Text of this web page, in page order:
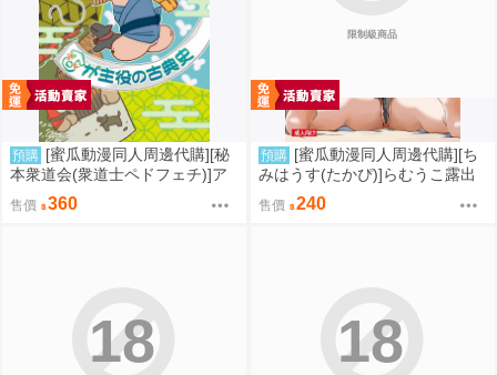
預購 [蜜瓜動漫同人周邊代購][秘
本衆道会(衆道士ペドフェチ)]ア
レが主役の古典史(同人誌)
售價 360
限制級商品
預購 [蜜瓜動漫同人周邊代購][ち
みはうす(たかぴ)]らむうこ露出
物語4(同人誌)
售價 240
18 18